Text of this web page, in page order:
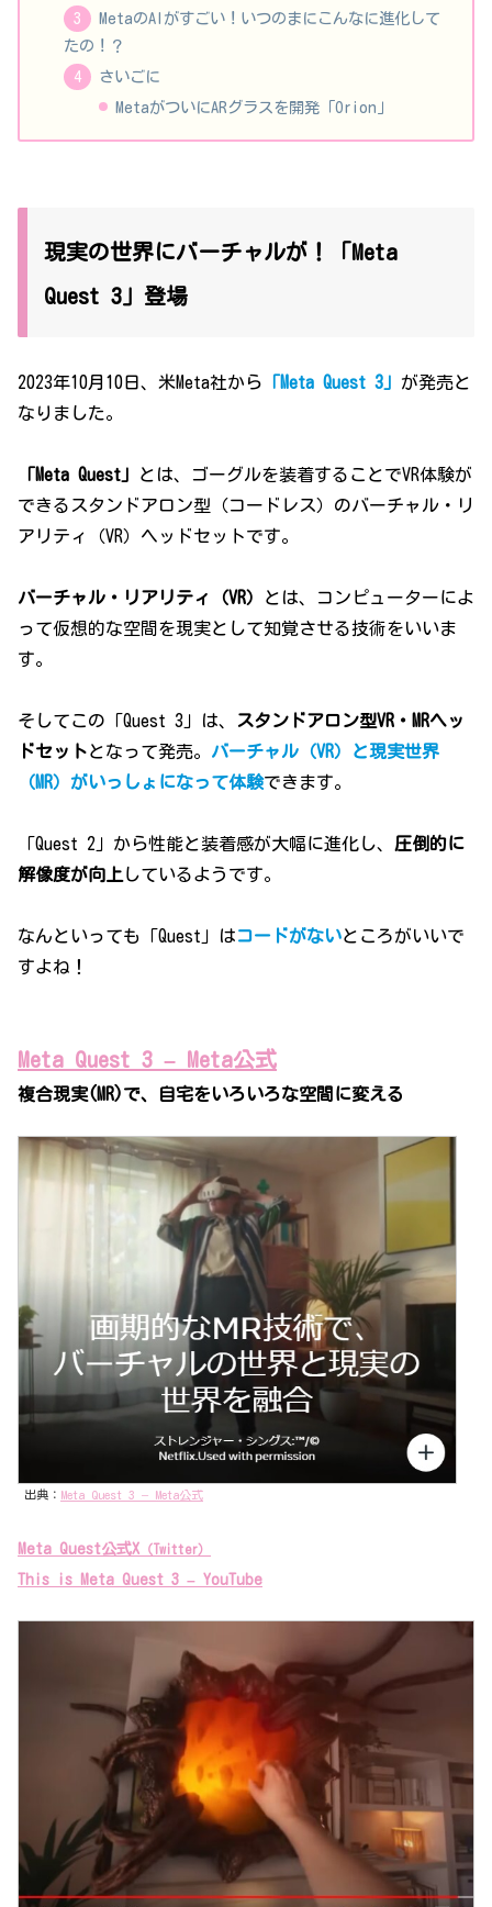
MetaのAIがすごい！いつのまにこんなに進化して
たの！？
さいごに
MetaがついにARグラスを開発「Orion」
現実の世界にバーチャルが！「Meta
Quest 3」登場
2023年10月10日、米Meta社から 「Meta Quest 3」 が発売と
なりました。
「Meta Quest」
とは、ゴーグルを装着することでVR体験が
できるスタンドアロン型（コードレス）のバーチャル・リ
アリティ（VR）ヘッドセットです。
バーチャル・リアリティ（VR）
とは、コンピューターによ
って仮想的な空間を現実として知覚させる技術をいいま
す。
そしてこの「Quest 3」は、
スタンドアロン型VR・MRヘッ
ドセットとなって発売。 バーチャル（VR）と現実世界
（MR）がいっしょになって体験できます。
「Quest 2」から性能と装着感が大幅に進化し、 圧倒的に
解像度が向上 しているようです。
なんといっても「Quest」はコードがないところがいいで
すよね！
Meta Quest 3 – Meta公式
複合現実(MR)で、自宅をいろいろな空間に変える
出典： Meta Quest 3 – Meta公式
Meta Quest公式X （Twitter）
This is Meta Quest 3 – YouTube